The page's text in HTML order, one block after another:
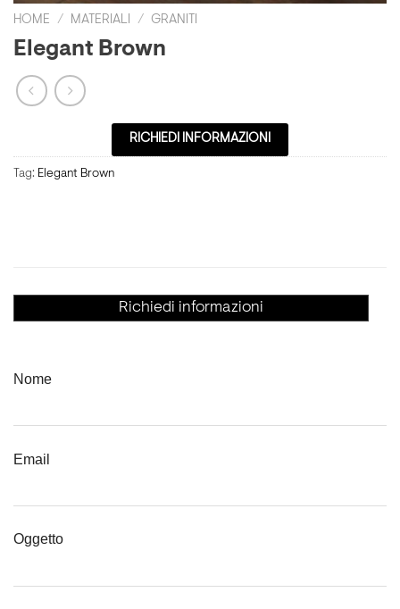
HOME / MATERIALI / GRANITI
Elegant Brown
RICHIEDI INFORMAZIONI
Tag: Elegant Brown
Richiedi informazioni
Nome
Email
Oggetto